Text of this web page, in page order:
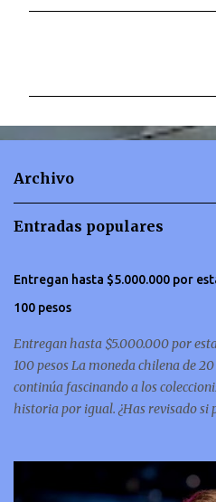
n
Archivo
Entradas populares
Entregan hasta $5.000.000 por
100 pesos
Entregan hasta $5.000.000 por
100 pesos La moneda chilena de
continúa fascinando a los
historia por igual. ¿Has revisado si
ha convertido en una de las más
tesoros de todo el mundo. Esta